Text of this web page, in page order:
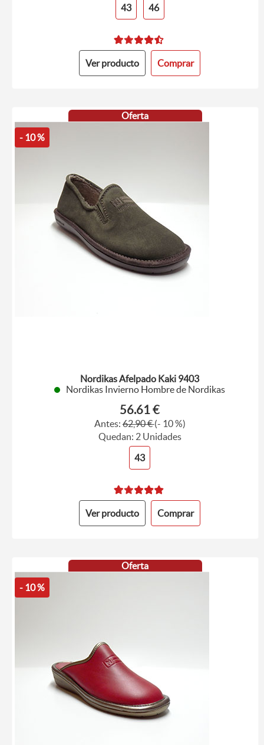
43
46
Ver producto Comprar
Oferta
- 10 %
Nordikas Afelpado Kaki 9403
Nordikas Invierno Hombre de Nordikas
56.61 €
Antes:62,90 €(- 10 %)
Quedan: 2 Unidades
43
Ver producto Comprar
Oferta
- 10 %